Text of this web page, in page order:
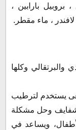
بروبيل بارابين ،
، ماء مقطر.
والبرتقالي وكلها
يستخدم لترطيب
وحل مشكلة
ويساعد في